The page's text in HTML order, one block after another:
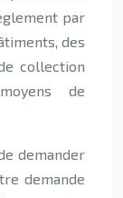
par
des
collection
de
demander
demande